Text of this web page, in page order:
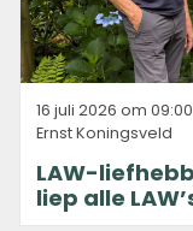
16 juli 2026 om 09:00
Ernst Koningsveld
LAW-
liep alle